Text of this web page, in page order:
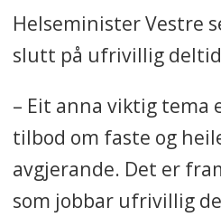
Helseminister Vestre
slutt på ufrivillig
– Eit anna viktig tema
tilbod om faste og
avgjerande. Det er
som jobbar ufrivillig